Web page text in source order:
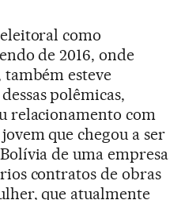
como
de 2016, onde
esteve
polêmicas,
relacionamento com
que chegou a ser
de uma empresa
contratos de obras
que atualmente